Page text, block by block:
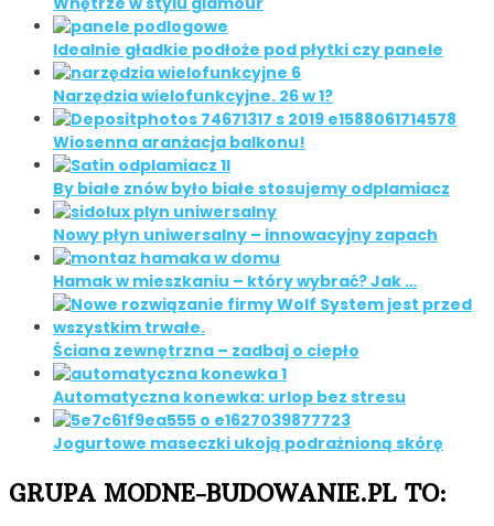
Idealnie gładkie podłoże pod płytki czy panele
Narzędzia wielofunkcyjne. 26 w 1?
Wiosenna aranżacja balkonu!
By białe znów było białe stosujemy odplamiacz
Nowy płyn uniwersalny – innowacyjny zapach
Hamak w mieszkaniu – który wybrać? Jak …
Ściana zewnętrzna – zadbaj o ciepło
Automatyczna konewka: urlop bez stresu
Jogurtowe maseczki ukoją podrażnioną skórę
GRUPA MODNE-BUDOWANIE.PL TO: